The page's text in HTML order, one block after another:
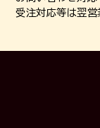
受注対応等は翌営